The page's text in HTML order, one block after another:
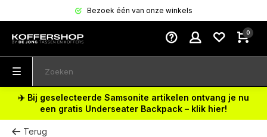
Bezoek één van onze winkels
0
✈️ Bij geselecteerde Samsonite artikelen ontvang je nu
een gratis Underseater Backpack – klik hier!
Terug